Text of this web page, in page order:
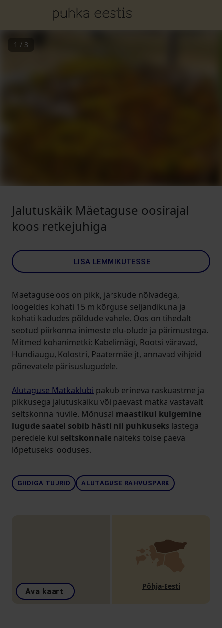
1 / 3
Jalutuskäik Mäetaguse oosirajal
koos retkejuhiga
LISA LEMMIKUTESSE
Mäetaguse oos on pikk, järskude nõlvadega,
loogeldes kohati 15 m kõrguse seljandikuna ja
kohati kadudes põldude vahele. Oos on tihedalt
seotud piirkonna inimeste elu-olude ja pärimustega.
Mitmed kohanimetki: Kabelimägi, Rootsi väravad,
Hundiaugu, Kolostri, Paatermäe jt, annavad vihjeid
põnevatele pärisuslugudele.
Alutaguse Matkaklubi pakub erineva raskuastme ja
pikkusega jalutuskäiku või päevast matka vastavalt
seltskonna huvile. Mõnusal maastikul kulgemine
lugude saatel sobib hästi nii puhkuseks lastega
peredele kui seltskonnale näiteks töise päeva
lõpetuseks looduses.
GIIDIGA TUURID ALUTAGUSE RAHVUSPARK
Ava kaart
Põhja-Eesti